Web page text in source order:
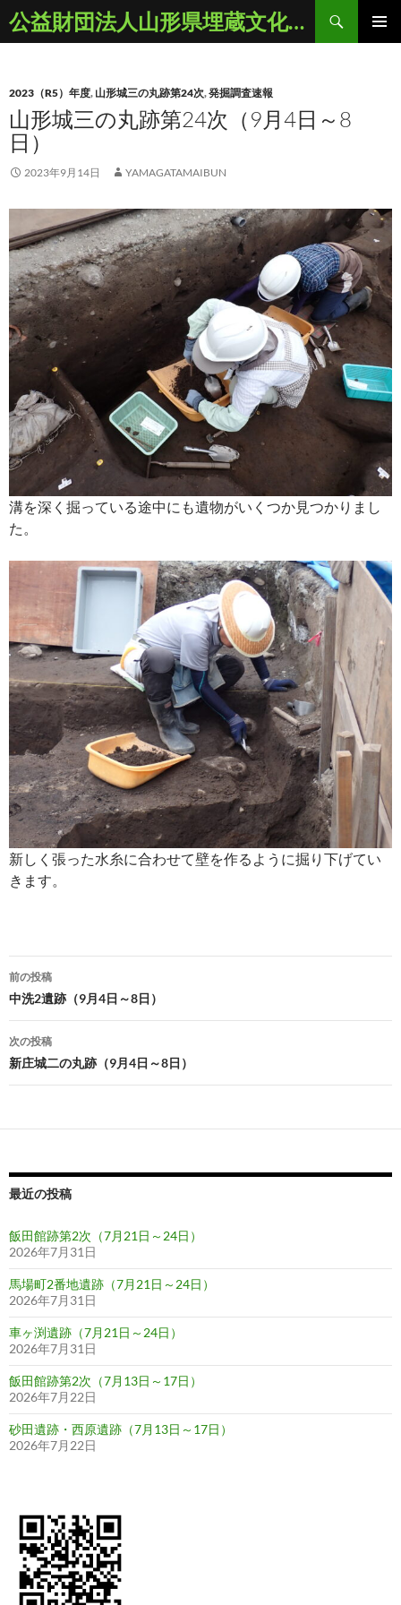
ン
ツ
へ
ス
ッ
公益財団法人山形県埋蔵文化財センター
検
索
2023（R5）年度, 山形城三の丸跡第24次,発掘調査速報
山形城三の丸跡第24次（9月4日～8
日）
2023年9月14日 YAMAGATAMAIBUN
溝を深く掘っている途中にも遺物がいくつか見つかりまし
た。
新しく張った水糸に合わせて壁を作るように掘り下げてい
きます。
投
稿
ナ
ビ
ゲ
ー
ョ
前の投稿
中洗2遺跡（9月4日～8日）
次の投稿
新庄城二の丸跡（9月4日～8日）
最近の投稿
飯田館跡第2次（7月21日～24日）
2026年7月31日
馬場町2番地遺跡（7月21日～24日）
2026年7月31日
車ヶ渕遺跡（7月21日～24日）
2026年7月31日
飯田館跡第2次（7月13日～17日）
2026年7月22日
砂田遺跡・西原遺跡（7月13日～17日）
2026年7月22日